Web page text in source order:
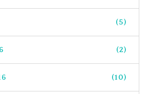
(5)
(2)
(10)